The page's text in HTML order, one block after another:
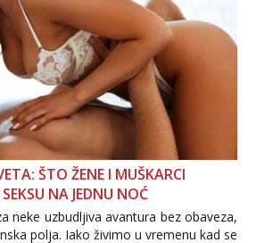
ŠTO ŽENE I MUŠKARCI
NA JEDNU NOĆ
neke uzbudljiva avantura bez obaveza,
polja. Iako živimo u vremenu kad se